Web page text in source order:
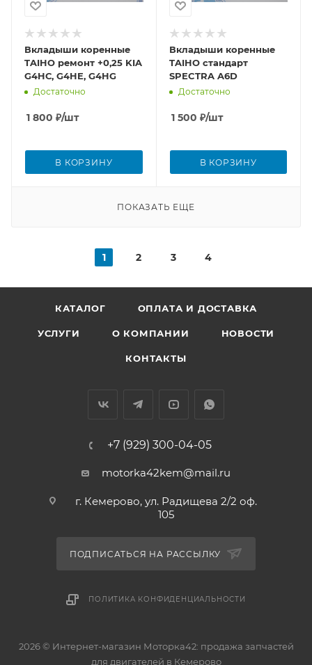
Вкладыши коренные
TAIHO ремонт +0,25 KIA
G4HС, G4HE, G4HG
Достаточно
1 800 ₽/шт
В КОРЗИНУ
Вкладыши коренные
TAIHO стандарт
SPECTRA A6D
Достаточно
1 500 ₽/шт
В КОРЗИНУ
ПОКАЗАТЬ ЕЩЕ
1 2 3 4
КАТАЛОГ ОПЛАТА И ДОСТАВКА
УСЛУГИ О КОМПАНИИ НОВОСТИ
КОНТАКТЫ
+7 (929) 300-04-05
motorka42kem@mail.ru
г. Кемерово, ул. Радищева 2/2 оф.
105
ПОДПИСАТЬСЯ НА РАССЫЛКУ
ПОЛИТИКА КОНФИДЕНЦИАЛЬНОСТИ
2026 © Интернет-магазин Моторка42: продажа запчастей
для двигателей в Кемерово